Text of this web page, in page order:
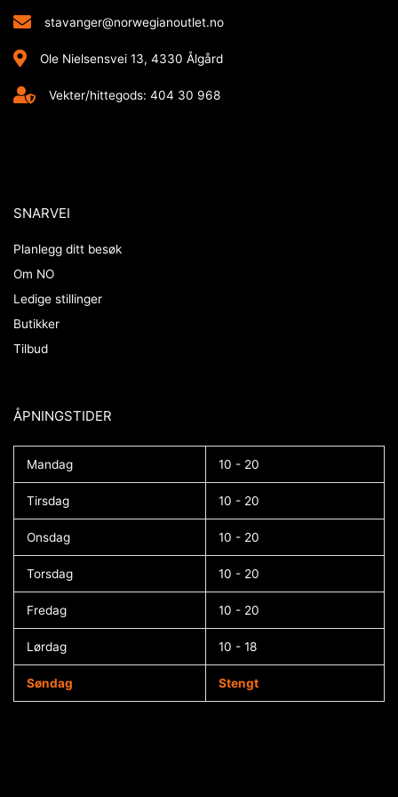
stavanger@norwegianoutlet.no
Ole Nielsensvei 13, 4330 Ålgård
Vekter/hittegods: 404 30 968
SNARVEI
Planlegg ditt besøk
Om NO
Ledige stillinger
Butikker
Tilbud
ÅPNINGSTIDER​
Mandag 10 - 20
Tirsdag 10 - 20
Onsdag 10 - 20
Torsdag 10 - 20
Fredag 10 - 20
Lørdag 10 - 18
Søndag Stengt